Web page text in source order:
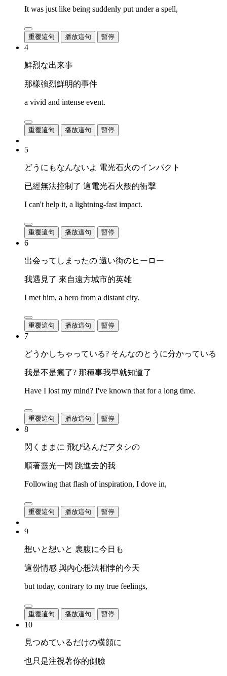
It was just like being suddenly put under a spell,
重覆這句 播放這句 暫停
4
鮮烈な出来事
那樣強烈鮮明的事件
a vivid and intense event.
重覆這句 播放這句 暫停
5
どうにもなんないよ 電光石火のインパクト
已經無法控制了 這電光石火般的衝擊
I can't help it, a lightning-fast impact.
重覆這句 播放這句 暫停
6
出会ってしまったの 遠い街のヒーロー
我遇見了 來自遠方城市的英雄
I met him, a hero from a distant city.
重覆這句 播放這句 暫停
7
どうかしちゃっている? そんなのとうに分かっている
我是不是瘋了? 那種事我早就知道了
Have I lost my mind? I've known that for a long time.
重覆這句 播放這句 暫停
8
閃くままに 飛び込んだアタシの
順著靈光一閃 跳進去的我
Following that flash of inspiration, I dove in,
重覆這句 播放這句 暫停
9
想いと想いと 裏腹に今日も
這份情感 與內心想法相悖的今天
but today, contrary to my true feelings,
重覆這句 播放這句 暫停
10
見つめているだけの横顔に
也只是注視著你的側臉